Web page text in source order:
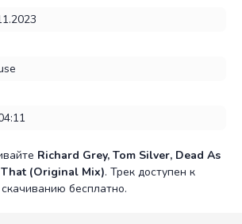
Richard Grey, Tom Silver, Dead As
(Original Mix). Трек доступен к
скачиванию бесплатно.